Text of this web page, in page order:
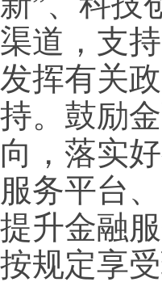
渠道，支
发挥有关
持。鼓励
向，落实
服务平台
提升金融
按规定享